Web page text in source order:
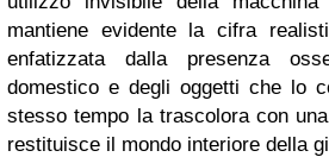
mantiene evidente la cifra
enfatizzata dalla presenza
domestico e degli oggetti che lo
stesso tempo la trascolora con
restituisce il mondo interiore della